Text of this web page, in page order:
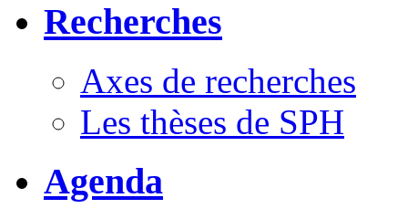
Recherches
Axes de recherches
Les thèses de SPH
Agenda